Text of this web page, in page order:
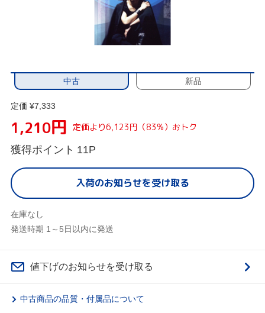
中古 新品
定価 ¥7,333
1,210円 定価より6,123円（83%）おトク
獲得ポイント 11P
入荷のお知らせを受け取る
在庫なし
発送時期 1～5日以内に発送
値下げのお知らせを受け取る
中古商品の品質・付属品について